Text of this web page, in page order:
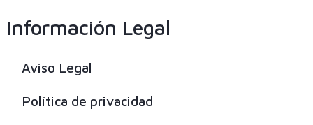
Información Legal
Aviso Legal
Política de privacidad